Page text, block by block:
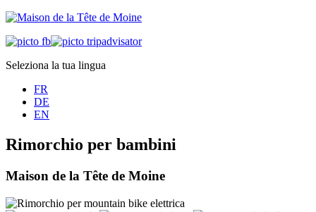
Seleziona la tua lingua
FR
DE
EN
Rimorchio per bambini
Maison de la Tête de Moine